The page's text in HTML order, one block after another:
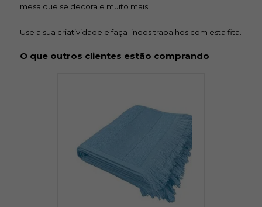
mesa que se decora e muito mais.
Use a sua criatividade e faça lindos trabalhos com esta fita.
O que outros clientes estão comprando